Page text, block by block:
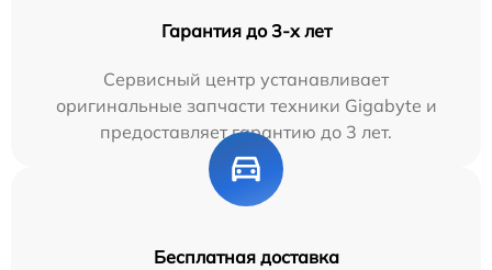
Гарантия до 3-х лет
Сервисный центр устанавливает
оригинальные запчасти техники Gigabyte и
предоставляет гарантию до 3 лет.
Бесплатная доставка